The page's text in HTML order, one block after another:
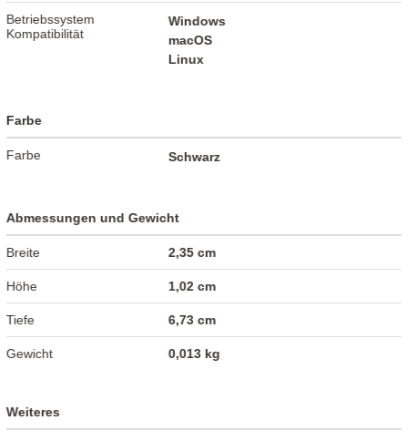
Betriebssystem
Kompatibilität
Windows
macOS
Linux
Farbe
Farbe Schwarz
Abmessungen und Gewicht
Breite 2,35 cm
Höhe 1,02 cm
Tiefe 6,73 cm
Gewicht 0,013 kg
Weiteres